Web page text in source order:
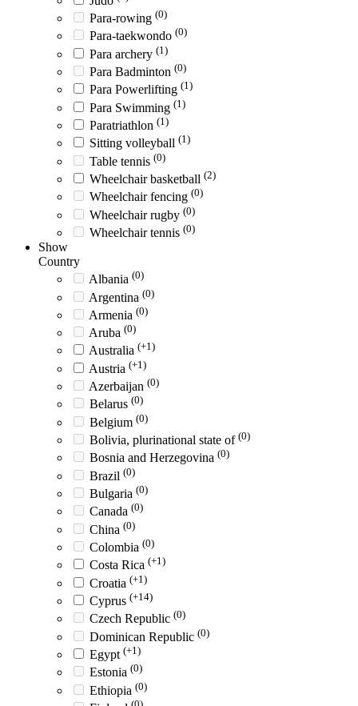
Para-rowing (0)
Para-taekwondo (0)
Para archery (1)
Para Badminton (0)
Para Powerlifting (1)
Para Swimming (1)
Paratriathlon (1)
Sitting volleyball (1)
Table tennis (0)
Wheelchair basketball (2)
Wheelchair fencing (0)
Wheelchair rugby (0)
Wheelchair tennis (0)
Show
Country
Albania (0)
Argentina (0)
Armenia (0)
Aruba (0)
Australia (+1)
Austria (+1)
Azerbaijan (0)
Belarus (0)
Belgium (0)
Bolivia, plurinational state of (0)
Bosnia and Herzegovina (0)
Brazil (0)
Bulgaria (0)
Canada (0)
China (0)
Colombia (0)
Costa Rica (+1)
Croatia (+1)
Cyprus (+14)
Czech Republic (0)
Dominican Republic (0)
Egypt (+1)
Estonia (0)
Ethiopia (0)